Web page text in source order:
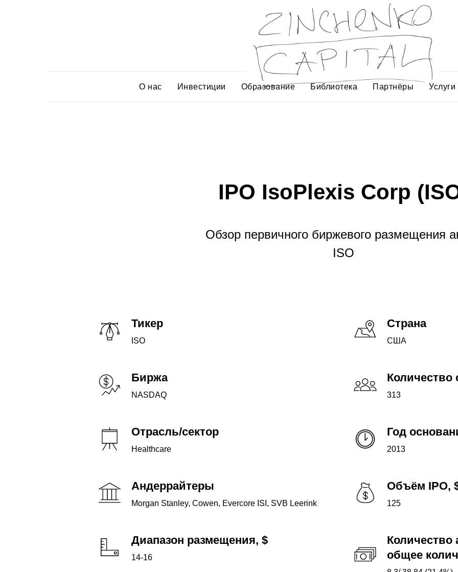
О нас Инвестиции Образование Библиотека Партнёры Услуги
IPO IsoPlexis Corp
Обзор первичного биржевого размещения
ISO
Тикер
ISO
Страна
США
Биржа
NASDAQ
Количество
313
Отрасль/сектор
Healthcare
Год
2013
Андеррайтеры
Morgan Stanley, Cowen, Evercore ISI, SVB Leerink
Объём IPO,
125
Диапазон размещения, $
14-16
общее